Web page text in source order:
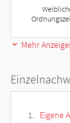
Mehr
Eigene